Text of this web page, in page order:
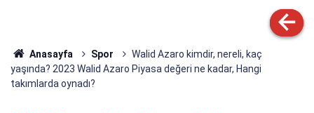
Anasayfa Spor
Walid Azaro kimdir, nereli, kaç
yaşında? 2023 Walid Azaro Piyasa değeri ne kadar, Hangi
takımlarda oynadı?